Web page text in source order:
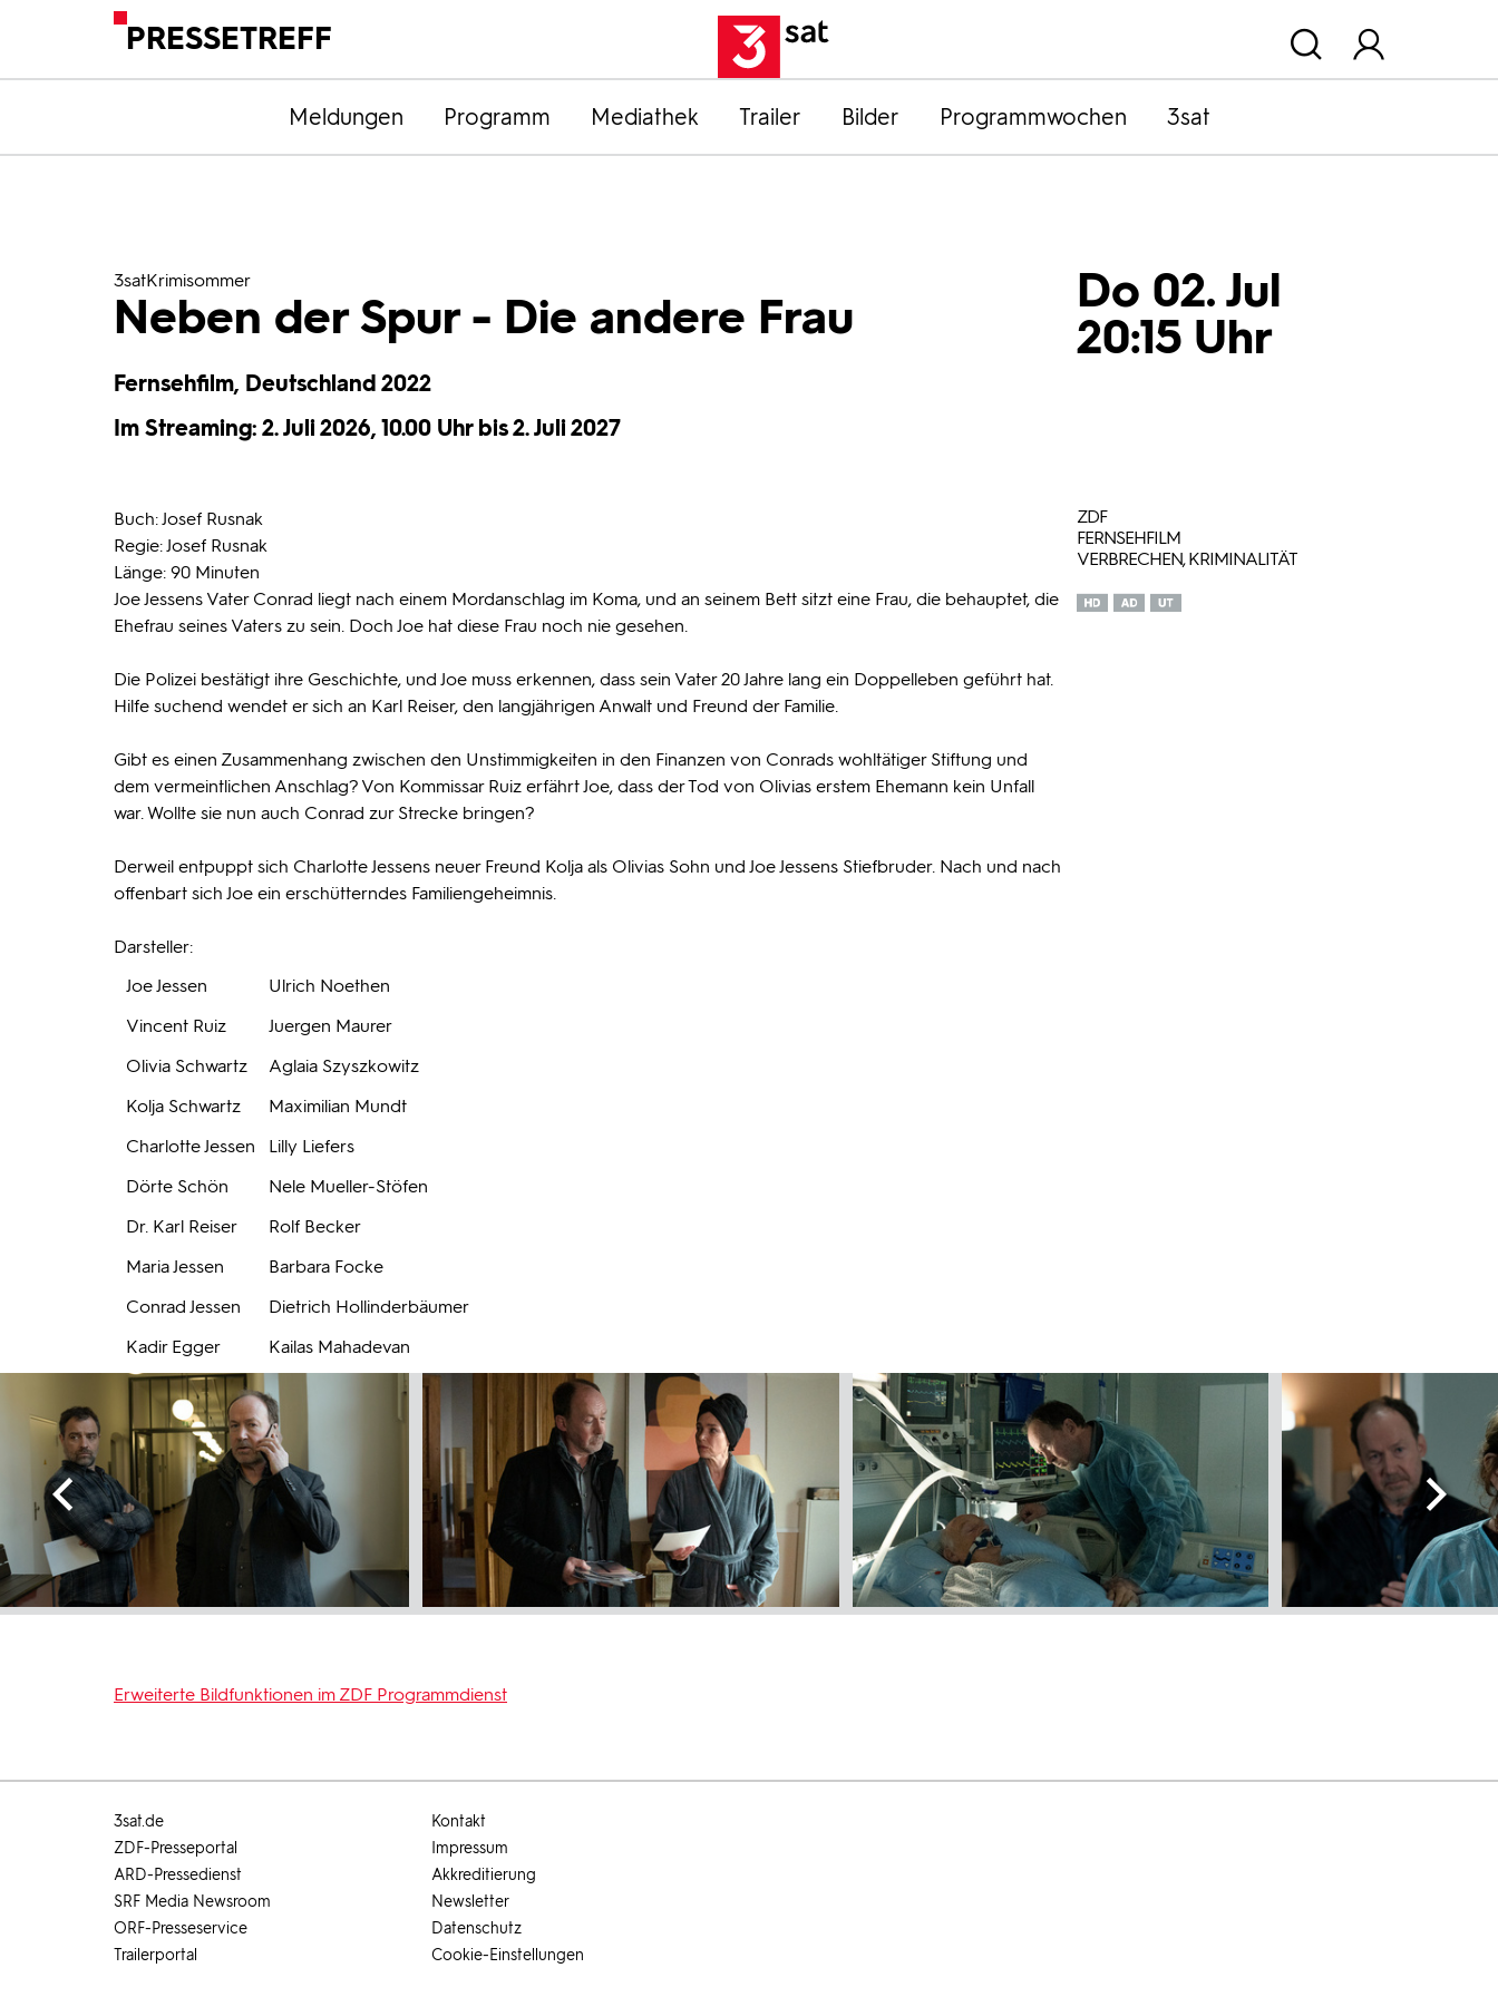
PRESSETREFF
Meldungen Programm Mediathek Trailer Bilder Programmwochen 3sat
3satKrimisommer
Neben der Spur - Die andere Frau
Fernsehfilm, Deutschland 2022
Im Streaming: 2. Juli 2026, 10.00 Uhr bis 2. Juli 2027
Do 02. Jul
20:15 Uhr
Buch: Josef Rusnak
Regie: Josef Rusnak
Länge: 90 Minuten
Joe Jessens Vater Conrad liegt nach einem Mordanschlag im Koma, und an seinem Bett sitzt eine Frau, die behauptet, die
Ehefrau seines Vaters zu sein. Doch Joe hat diese Frau noch nie gesehen.
Die Polizei bestätigt ihre Geschichte, und Joe muss erkennen, dass sein Vater 20 Jahre lang ein Doppelleben geführt hat.
Hilfe suchend wendet er sich an Karl Reiser, den langjährigen Anwalt und Freund der Familie.
Gibt es einen Zusammenhang zwischen den Unstimmigkeiten in den Finanzen von Conrads wohltätiger Stiftung und
dem vermeintlichen Anschlag? Von Kommissar Ruiz erfährt Joe, dass der Tod von Olivias erstem Ehemann kein Unfall
war. Wollte sie nun auch Conrad zur Strecke bringen?
Derweil entpuppt sich Charlotte Jessens neuer Freund Kolja als Olivias Sohn und Joe Jessens Stiefbruder. Nach und nach
offenbart sich Joe ein erschütterndes Familiengeheimnis.
Darsteller:
Joe Jessen
Ulrich Noethen
Vincent Ruiz
Juergen Maurer
Olivia Schwartz
Aglaia Szyszkowitz
Kolja Schwartz
Maximilian Mundt
Charlotte Jessen
Lilly Liefers
Dörte Schön
Nele Mueller-Stöfen
Dr. Karl Reiser
Rolf Becker
Maria Jessen
Barbara Focke
Conrad Jessen
Dietrich Hollinderbäumer
Kadir Egger
Kailas Mahadevan
ZDF
FERNSEHFILM
VERBRECHEN, KRIMINALITÄT
Erweiterte Bildfunktionen im ZDF Programmdienst
3sat.de
ZDF-Presseportal
ARD-Pressedienst
SRF Media Newsroom
ORF-Presseservice
Trailerportal
Kontakt
Impressum
Akkreditierung
Newsletter
Datenschutz
Cookie-Einstellungen